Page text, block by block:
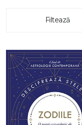
Filtează